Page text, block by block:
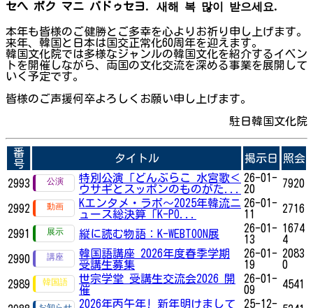
セへ ボク マニ バドゥセヨ. 새해 복 많이 받으세요.
本年も皆様のご健勝とご多幸を心よりお祈り申し上げます。
来年、韓国と日本は国交正常化60周年を迎えます。
韓国文化院では多様なジャンルの韓国文化を紹介するイベン
トを開催しながら、両国の文化交流を深める事業を展開して
いく予定です。
皆様のご声援何卒よろしくお願い申し上げます。
駐日韓国文化院
番
号
タイトル 掲示日 照会
2993
特別公演「どんぶらこ 水宮歌＜
ウサギとスッポンのものがた...
26-01-
20
7920
2992
Kエンタメ・ラボ～2025年韓流ニ
ュース総決算「K-PO...
26-01-
11
2716
2991 縦に読む物語：K-WEBTOON展
26-01-
13
1674
4
2990
韓国語講座 2026年度春季学期
受講生募集
26-01-
19
2083
0
2989
世宗学堂 受講生交流会2026 開
催
26-01-
09
4541
2026年丙午年! 新年明けまして
25-12-